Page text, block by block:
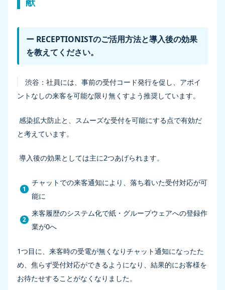
ー RECEPTIONISTのご活用方法と導入後の効果
を教えてください。
渋谷：社員には、事前の受付コード発行を促し、アポイ
ントなしの来客を可能な限り無くすよう推奨しています。
感染拡大防止と、スムーズな受付を可能にする点で有効だ
と考えています。
導入後の効果としては主に2つあげられます。
チャットでの来客通知により、落ち着いた受付対応が可
能に
来客履歴のシステム化で紙・グループウェアへの登録作
業が0へ
1つ目に、来客時の受電が無くなりチャット通知になったた
め、焦らず受付対応ができるようになり、結果的にお客様を
お待たせすることがなくなりました。